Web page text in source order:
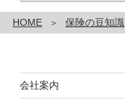
ー
カ
イ
HOME 保険の豆知識
会社案内